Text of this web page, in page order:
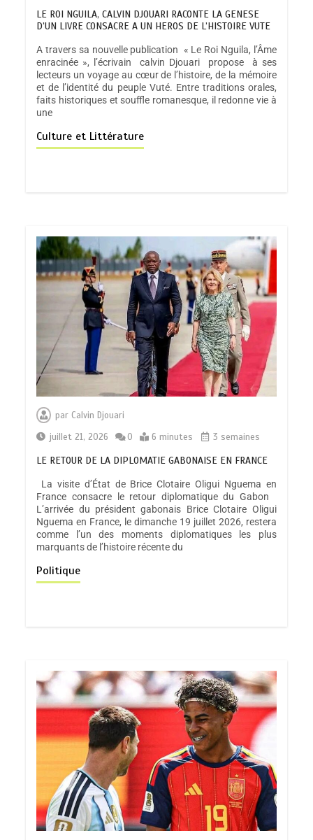
LE ROI NGUILA, CALVIN DJOUARI RACONTE LA GENESE
D’UN LIVRE CONSACRE A UN HEROS DE L’HISTOIRE VUTE
A travers sa nouvelle publication « Le Roi Nguila, l’Âme
enracinée », l’écrivain calvin Djouari propose à ses
lecteurs un voyage au cœur de l’histoire, de la mémoire
et de l’identité du peuple Vuté. Entre traditions orales,
faits historiques et souffle romanesque, il redonne vie à
une
Culture et Littérature
par Calvin Djouari
juillet 21, 2026
0 6 minutes 3 semaines
LE RETOUR DE LA DIPLOMATIE GABONAISE EN FRANCE
La visite d’État de Brice Clotaire Oligui Nguema en
France consacre le retour diplomatique du Gabon
L’arrivée du président gabonais Brice Clotaire Oligui
Nguema en France, le dimanche 19 juillet 2026, restera
comme l’un des moments diplomatiques les plus
marquants de l’histoire récente du
Politique